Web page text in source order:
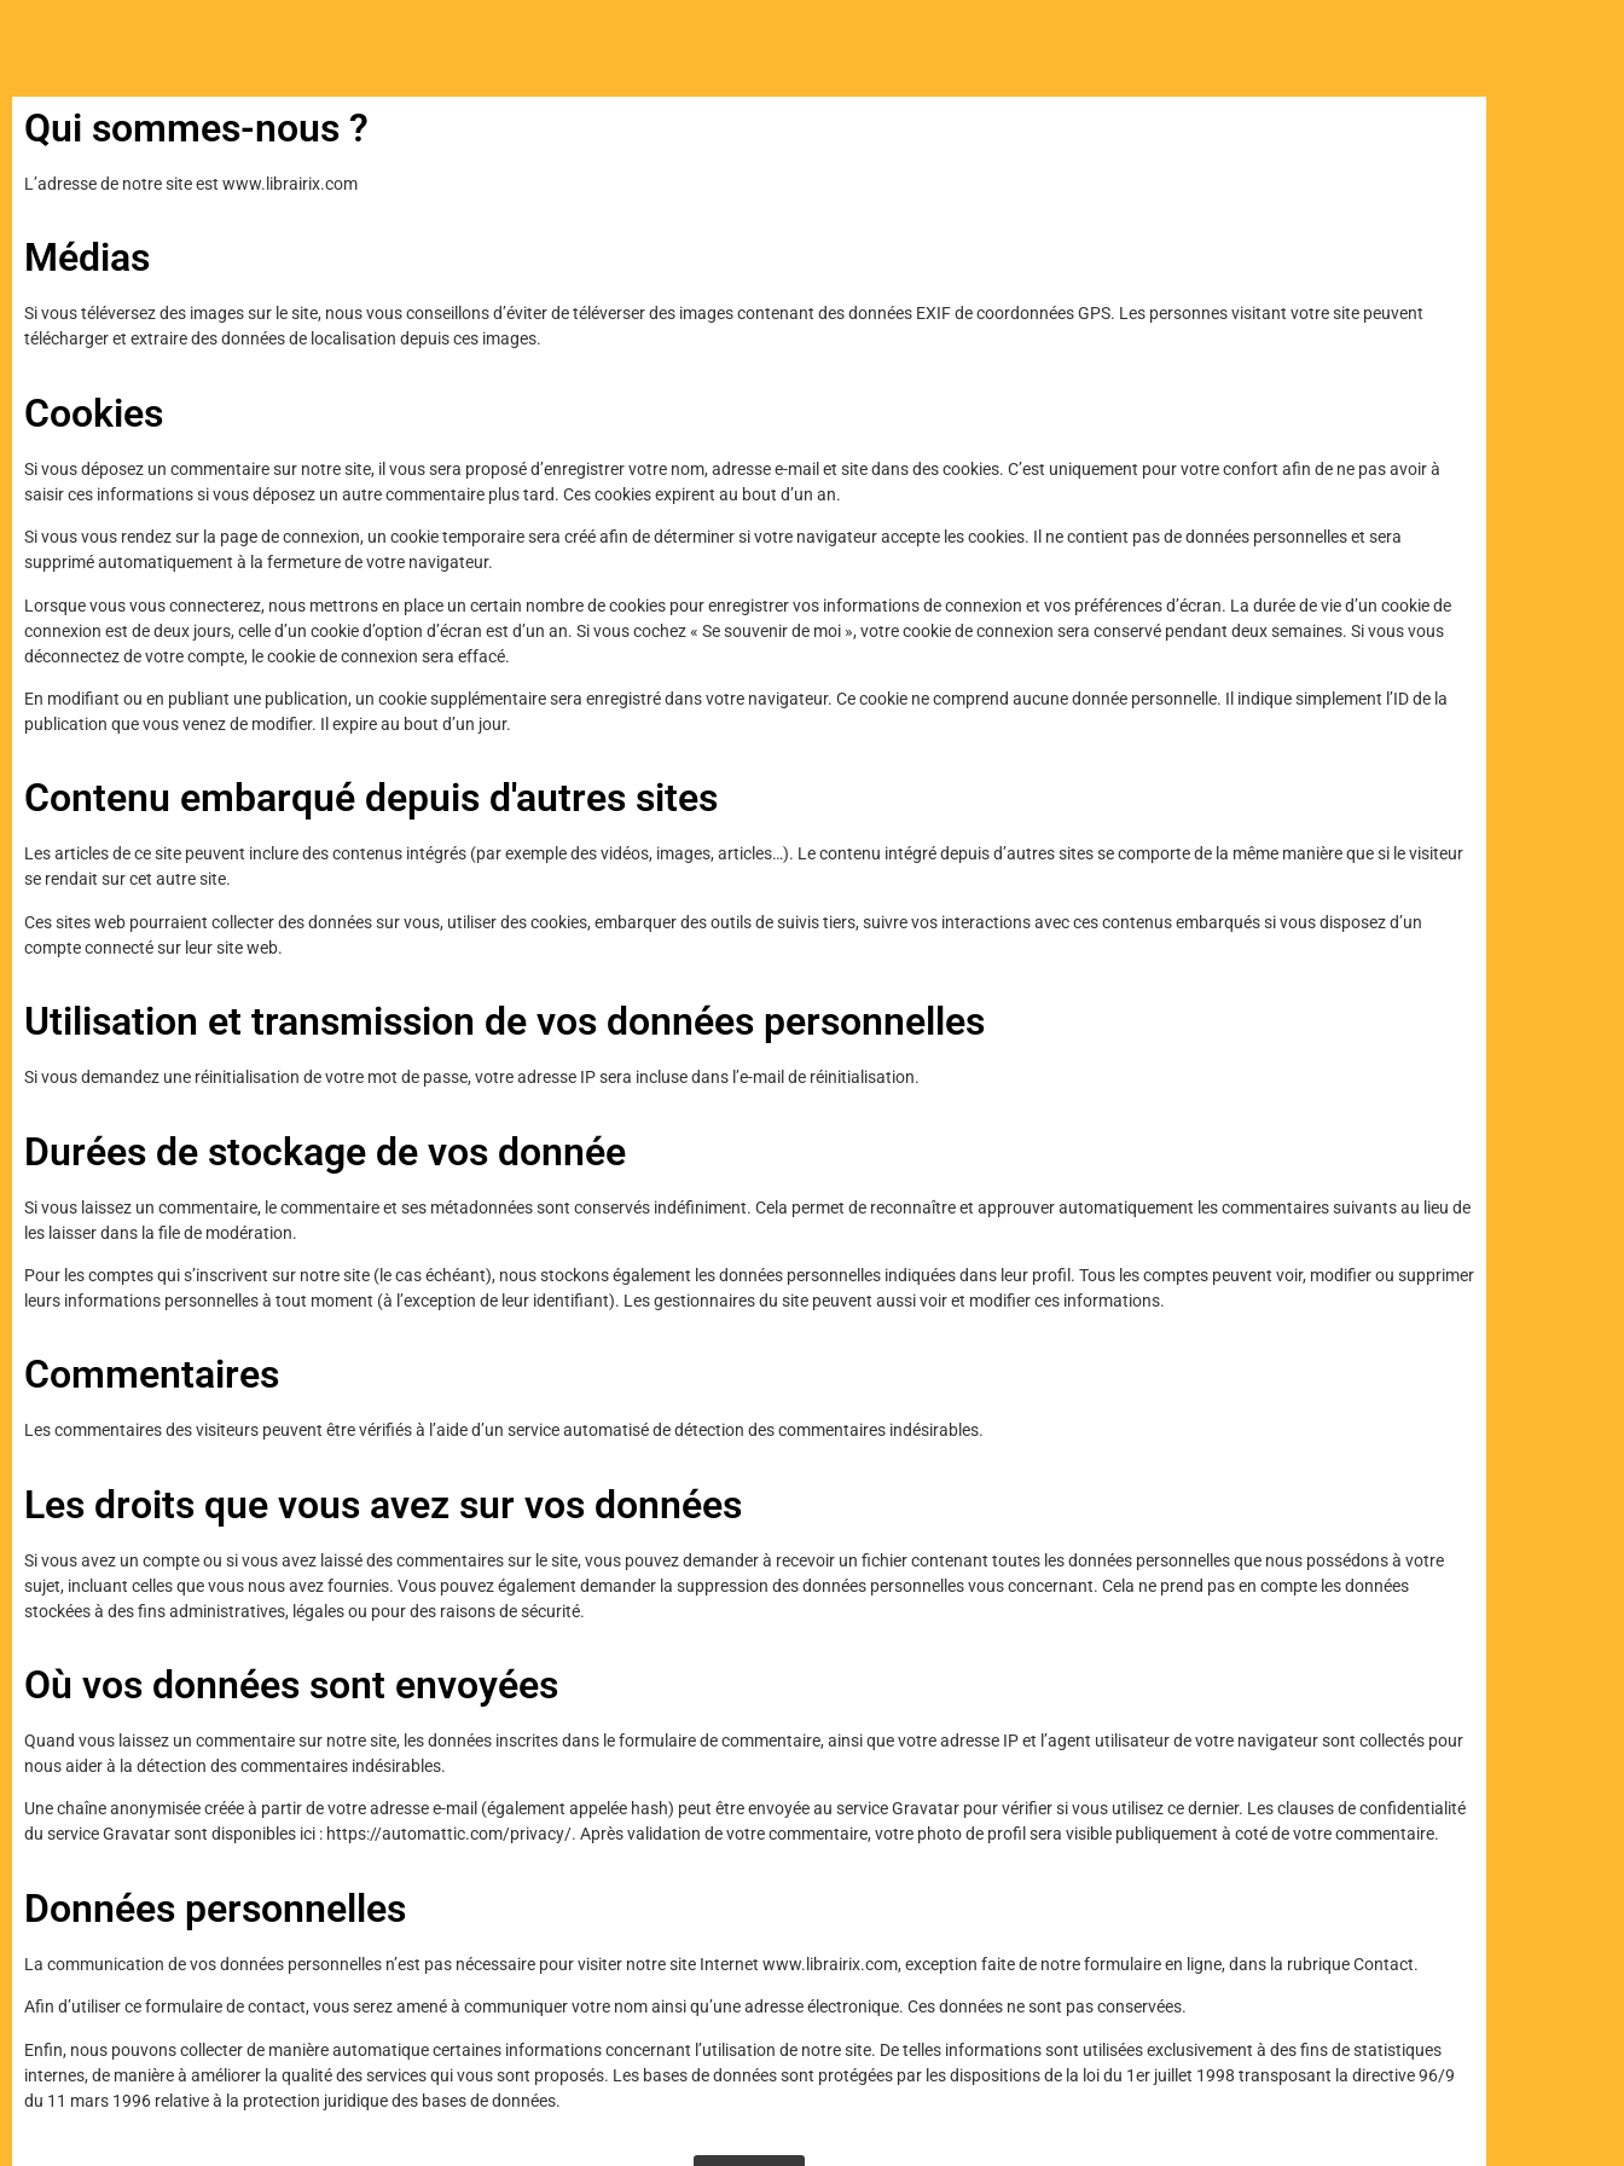
Qui sommes-nous ?
L’adresse de notre site est www.librairix.com
Médias
Si vous téléversez des images sur le site, nous vous conseillons d’éviter de téléverser des images contenant des données EXIF de coordonnées GPS. Les personnes visitant votre site peuvent
télécharger et extraire des données de localisation depuis ces images.
Cookies
Si vous déposez un commentaire sur notre site, il vous sera proposé d’enregistrer votre nom, adresse e-mail et site dans des cookies. C’est uniquement pour votre confort afin de ne pas avoir à
saisir ces informations si vous déposez un autre commentaire plus tard. Ces cookies expirent au bout d’un an.
Si vous vous rendez sur la page de connexion, un cookie temporaire sera créé afin de déterminer si votre navigateur accepte les cookies. Il ne contient pas de données personnelles et sera
supprimé automatiquement à la fermeture de votre navigateur.
Lorsque vous vous connecterez, nous mettrons en place un certain nombre de cookies pour enregistrer vos informations de connexion et vos préférences d’écran. La durée de vie d’un cookie de
connexion est de deux jours, celle d’un cookie d’option d’écran est d’un an. Si vous cochez « Se souvenir de moi », votre cookie de connexion sera conservé pendant deux semaines. Si vous vous
déconnectez de votre compte, le cookie de connexion sera effacé.
En modifiant ou en publiant une publication, un cookie supplémentaire sera enregistré dans votre navigateur. Ce cookie ne comprend aucune donnée personnelle. Il indique simplement l’ID de la
publication que vous venez de modifier. Il expire au bout d’un jour.
Contenu embarqué depuis d'autres sites
Les articles de ce site peuvent inclure des contenus intégrés (par exemple des vidéos, images, articles…). Le contenu intégré depuis d’autres sites se comporte de la même manière que si le visiteur
se rendait sur cet autre site.
Ces sites web pourraient collecter des données sur vous, utiliser des cookies, embarquer des outils de suivis tiers, suivre vos interactions avec ces contenus embarqués si vous disposez d’un
compte connecté sur leur site web.
Utilisation et transmission de vos données personnelles
Si vous demandez une réinitialisation de votre mot de passe, votre adresse IP sera incluse dans l’e-mail de réinitialisation.
Durées de stockage de vos donnée
Si vous laissez un commentaire, le commentaire et ses métadonnéessont conservés indéfiniment. Cela permet de reconnaître et approuverautomatiquement les commentaires suivants au lieu de
les laisser dans la file de modération.
Pour les comptes qui s’inscrivent sur notre site (le cas échéant), nous stockons également les données personnelles indiquées dans leur profil. Tous les comptes peuvent voir, modifier ou supprimer
leurs informations personnelles à tout moment (à l’exception de leur identifiant). Les gestionnaires du site peuvent aussi voir et modifierces informations.
Commentaires
Les commentaires des visiteurs peuvent être vérifiés à l’aide d’un service automatisé de détection des commentaires indésirables.
Les droits que vous avez sur vos données
Si vous avez un compte ou si vous avez laissé des commentaires sur lesite, vous pouvez demander à recevoir un fichier contenant toutes lesdonnées personnelles que nous possédons à votre
sujet, incluant cellesque vous nous avez fournies. Vous pouvez également demander la suppression des données personnelles vous concernant. Cela ne prend pasen compte les données
stockées à des fins administratives, légales ou pour des raisons de sécurité.
Où vos données sont envoyées
Quand vous laissez un commentaire sur notre site, les données inscrites dans le formulaire de commentaire, ainsi que votre adresse IP et l’agent utilisateur de votre navigateur sont collectés pour
nous aider à la détection des commentaires indésirables.
Une chaîne anonymisée créée à partir de votre adresse e-mail (également appelée hash) peut être envoyée au service Gravatar pour vérifier si vous utilisez ce dernier. Les clauses de confidentialité
du service Gravatar sont disponibles ici : https://automattic.com/privacy/. Après validation de votre commentaire, votre photo de profil sera visible publiquement à coté de votre commentaire.
Données personnelles
La communication de vos données personnelles n’est pas nécessaire pour visiter notre site Internet www.librairix.com, exception faite de notre formulaire en ligne, dans la rubrique Contact.
Afin d’utiliser ce formulaire de contact, vous serez amené à communiquer votre nom ainsi qu’une adresse électronique. Ces données ne sont pas conservées.
Enfin, nous pouvons collecter de manière automatique certaines informations concernant l’utilisation de notre site. De telles informations sont utilisées exclusivement à des fins de statistiques
internes, de manière à améliorer la qualité des services qui vous sont proposés. Les bases de données sont protégées par les dispositions de la loi du 1er juillet 1998 transposant la directive 96/9
du 11 mars 1996 relative à la protection juridique des bases de données.